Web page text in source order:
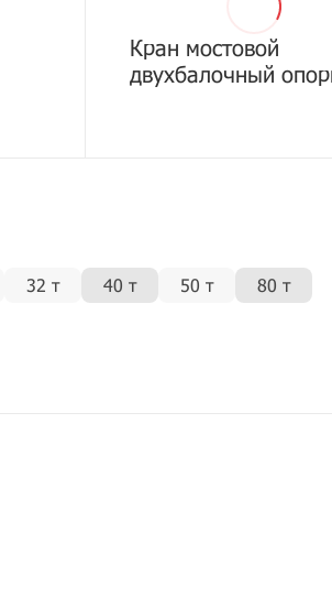
Кран мостовой
двухбалочный
32 т 40 т 50 т 80 т